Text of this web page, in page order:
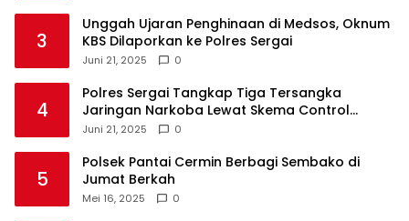
3
Unggah Ujaran Penghinaan di Medsos, Oknum
KBS Dilaporkan ke Polres Sergai
Juni 21, 2025 0
4
Polres Sergai Tangkap Tiga Tersangka
Jaringan Narkoba Lewat Skema Control
Delivery
Juni 21, 2025 0
5
Polsek Pantai Cermin Berbagi Sembako di
Jumat Berkah
Mei 16, 2025 0